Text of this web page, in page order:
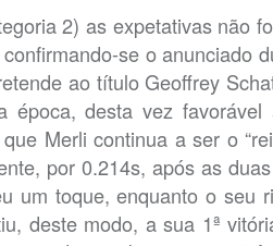
2) as expetativas não
se o anunciado
ao título Geoffrey
época, desta vez favorável
Merli continua a ser o
por 0.214s, após as
um toque, enquanto o seu
deste modo, a sua 1ª